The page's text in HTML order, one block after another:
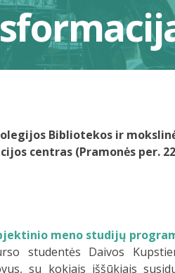
Bibliotekos ir
centras (Pramonės per.
meno studijų
studentės Daivos
su kokiais iššūkiais